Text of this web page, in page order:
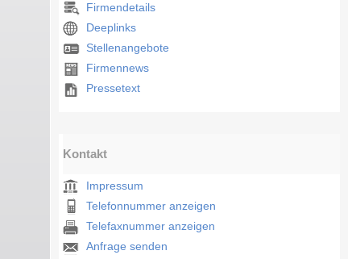
Firmendetails
Deeplinks
Stellenangebote
Firmennews
Pressetext
Kontakt
Impressum
Telefonnummer anzeigen
Telefaxnummer anzeigen
Anfrage senden